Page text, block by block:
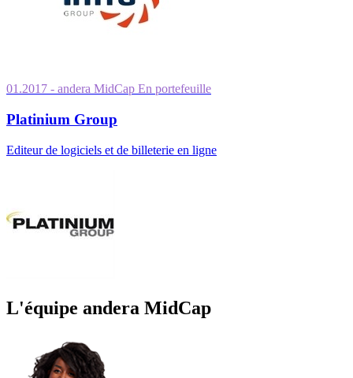
01.2017 - andera MidCap En portefeuille
Platinium Group
Editeur de logiciels et de billeterie en ligne
L'équipe andera MidCap